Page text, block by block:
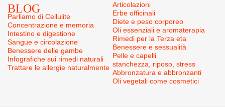
BLOG
Parliamo di Cellulite
Concentrazione e memoria
Intestino e digestione
Sangue e circolazione
Benessere delle gambe
Infografiche sui rimedi naturali
Trattare le allergie naturalmente
Articolazioni
Erbe officinali
Diete e peso corporeo
Oli essenziali e aromaterapia
Rimedi per la Terza eta
Benessere e sessualità
Pelle e capelli
stanchezza, riposo, stress
Abbronzatura e abbronzanti
Oli vegetali come cosmetici